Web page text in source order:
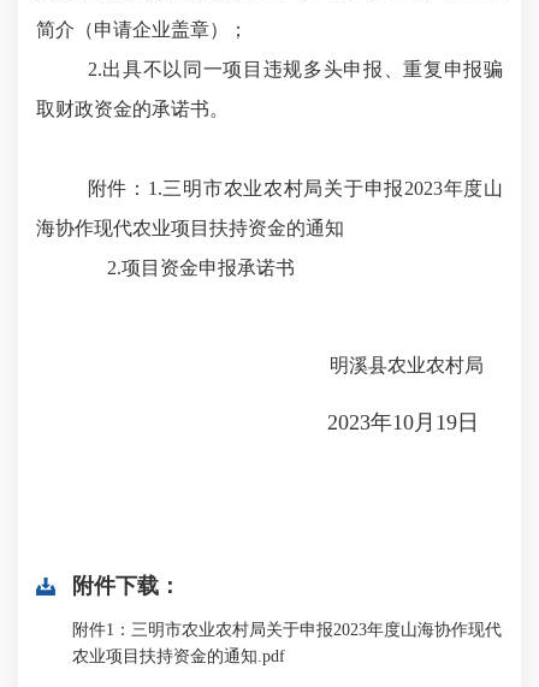
简介 （申请企业盖章）
；
2.出具不以同一项目违规多头申报、重复申报骗
取财政资金的承诺书。
附件： 1.三明市农业农村局关于申报2023年度山
海协作现代农业项目 扶持资金的通知
2.项目资金申报承诺书
明溪县农业农村局
2023年10月19日
附件下载：
附件1：三明市农业农村局关于申报2023年度山海协作现代
农业项目扶持资金的通知.pdf